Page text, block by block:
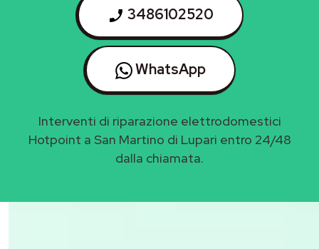
3486102520
WhatsApp
Interventi di riparazione elettrodomestici
Hotpoint a San Martino di Lupari entro 24/48
dalla chiamata.